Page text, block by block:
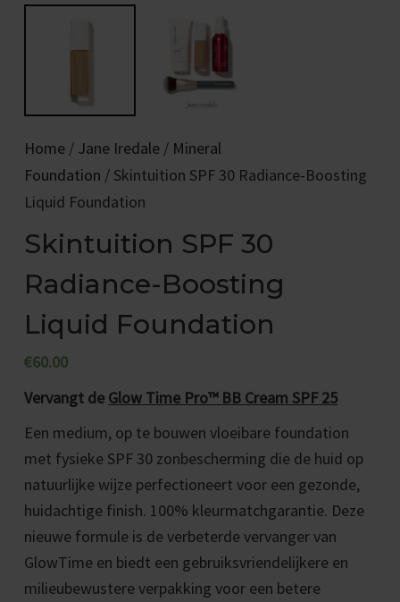
Home / Jane Iredale / Mineral
Foundation / Skintuition SPF 30 Radiance-Boosting
Liquid Foundation
Skintuition SPF 30
Radiance-Boosting
Liquid Foundation
€60.00
Vervangt de Glow Time Pro™ BB Cream SPF 25
Een medium, op te bouwen vloeibare foundation
met fysieke SPF 30 zonbescherming die de huid op
natuurlijke wijze perfectioneert voor een gezonde,
huidachtige finish. 100% kleurmatchgarantie. Deze
nieuwe formule is de verbeterde vervanger van
GlowTime en biedt een gebruiksvriendelijkere en
milieubewustere verpakking voor een betere